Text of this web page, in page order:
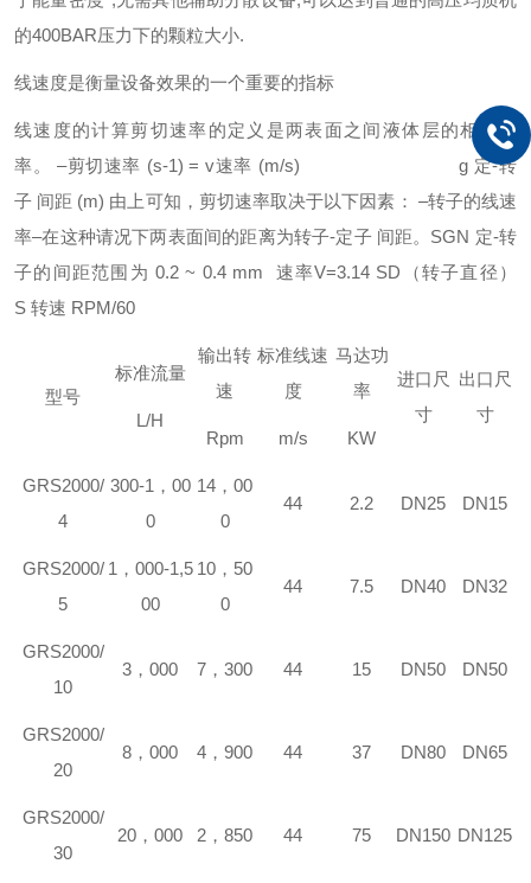
的400BAR压力下的颗粒大小.
线速度是衡量设备效果的一个重要的指标
线速度的计算剪切速率的定义是两表面之间液体层的相对速
率。 –剪切速率 (s-1) = v速率 (m/s) g 定-转
子 间距 (m) 由上可知，剪切速率取决于以下因素： –转子的线速
率–在这种请况下两表面间的距离为转子-定子 间距。 SGN 定-转
子的间距范围为 0.2 ~ 0.4 mm 速率V=3.14 SD（转子直径）
S 转速 RPM/60
型号
标准流量
L/H
输出转
速
Rpm
标准线速
度
m/s
马达功
率
KW
进口尺
寸
出口尺
寸
GRS2000/
4
300-1，00
0
14，00
0
44 2.2 DN25 DN15
GRS2000/
5
1，000-1,5
00
10，50
0
44 7.5 DN40 DN32
GRS2000/
10
3，000 7，300 44 15 DN50 DN50
GRS2000/
20
8，000 4，900 44 37 DN80 DN65
GRS2000/
30
20，000 2，850 44 75 DN150 DN125